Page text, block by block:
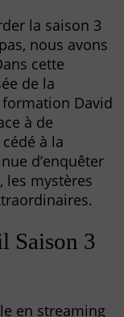
la saison 3
nous avons
cette
de la
David
à de
à la
d’enquêter
les mystères
Saison 3
en streaming